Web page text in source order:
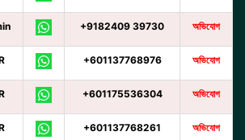
+9182409 39730 অভিযোগ
+601137768976 অভিযোগ
+601175536304 অভিযোগ
+601137768261 অভিযোগ